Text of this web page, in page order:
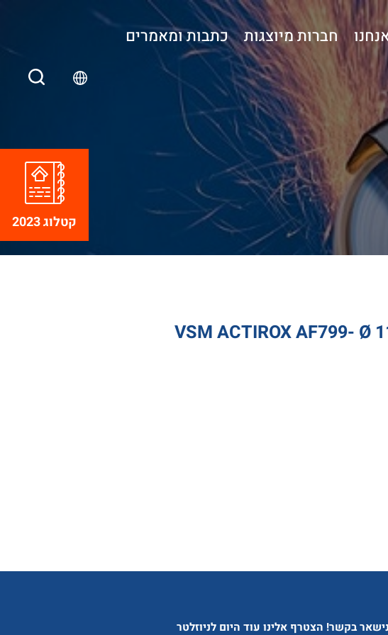
חברות מיוצגות כתבות ומאמרים
בקשר! הצטרף אלינו עוד היום לניוזלטר
קטלוג 2023